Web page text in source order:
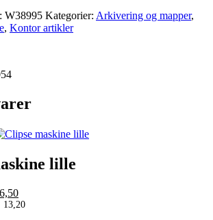
W38995 Kategorier: Arkivering og mapper,
, Kontor artikler
lille
Den
aktuelle
13,20